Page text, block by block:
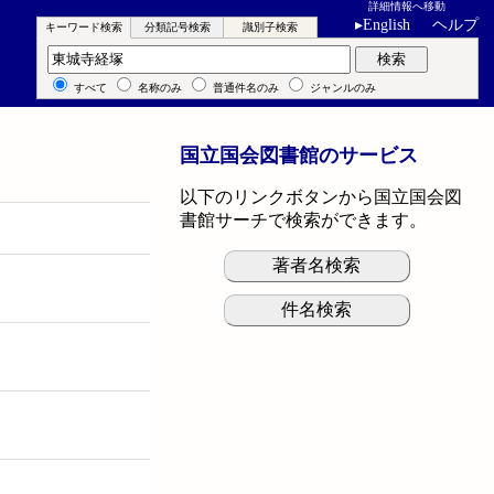
詳細情報へ移動
▸English ヘルプ
キーワード検索 分類記号検索 識別子検索
キーワード検索 検索
すべて 名称のみ 普通件名のみ ジャンルのみ
国立国会図書館のサービス
以下のリンクボタンから国立国会図
書館サーチで検索ができます。
著者名検索
件名検索